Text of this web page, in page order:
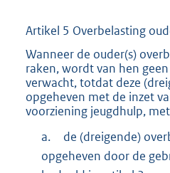
Artikel 5 Overbelasting
Wanneer de ouder(s)
raken, wordt van hen
verwacht, totdat deze
opgeheven met de inzet
voorziening jeugdhulp,
a.
de (dreigende)
opgeheven door de